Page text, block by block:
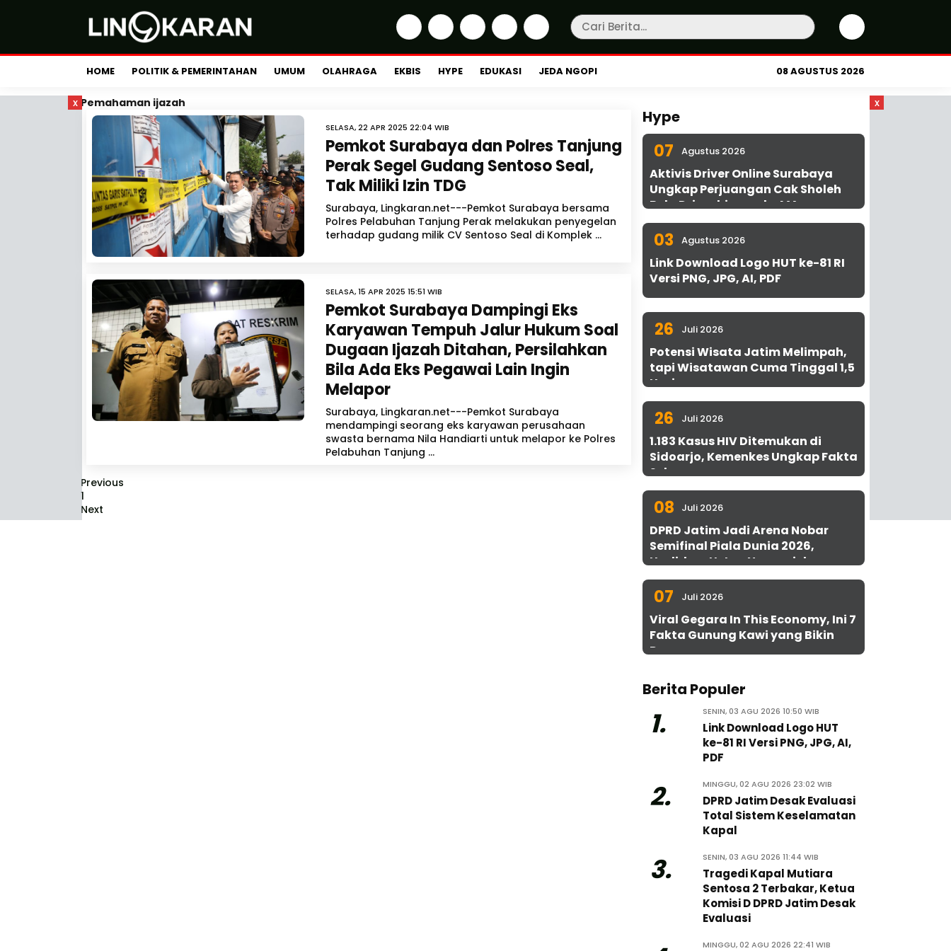
HOME POLITIK & PEMERINTAHAN UMUM OLAHRAGA EKBIS HYPE EDUKASI JEDA NGOPI 08 AGUSTUS 2026
x x
Pemahaman ijazah
SELASA, 22 APR 2025 22:04 WIB
Pemkot Surabaya dan Polres Tanjung
Perak Segel Gudang Sentoso Seal,
Tak Miliki Izin TDG
Surabaya, Lingkaran.net---Pemkot Surabaya bersama
Polres Pelabuhan Tanjung Perak melakukan penyegelan
terhadap gudang milik CV Sentoso Seal di Komplek ...
SELASA, 15 APR 2025 15:51 WIB
Pemkot Surabaya Dampingi Eks
Karyawan Tempuh Jalur Hukum Soal
Dugaan Ijazah Ditahan, Persilahkan
Bila Ada Eks Pegawai Lain Ingin
Melapor
Surabaya, Lingkaran.net---Pemkot Surabaya
mendampingi seorang eks karyawan perusahaan
swasta bernama Nila Handiarti untuk melapor ke Polres
Pelabuhan Tanjung ...
Previous
1
Next
Hype
07 Agustus 2026
Aktivis Driver Online Surabaya
Ungkap Perjuangan Cak Sholeh
Bela Driver hingga ke MA
03 Agustus 2026
Link Download Logo HUT ke-81 RI
Versi PNG, JPG, AI, PDF
26 Juli 2026
Potensi Wisata Jatim Melimpah,
tapi Wisatawan Cuma Tinggal 1,5
Hari
26 Juli 2026
1.183 Kasus HIV Ditemukan di
Sidoarjo, Kemenkes Ungkap Fakta
Sebenarnya
08 Juli 2026
DPRD Jatim Jadi Arena Nobar
Semifinal Piala Dunia 2026,
Hadirkan Uston Nawawi dan
UMKM Gratis untuk 1.000 Warga
07 Juli 2026
Viral Gegara In This Economy, Ini 7
Fakta Gunung Kawi yang Bikin
Penasaran
Berita Populer
1. SENIN, 03 AGU 2026 10:50 WIB
Link Download Logo HUT
ke-81 RI Versi PNG, JPG, AI,
PDF
2. MINGGU, 02 AGU 2026 23:02 WIB
DPRD Jatim Desak Evaluasi
Total Sistem Keselamatan
Kapal
3. SENIN, 03 AGU 2026 11:44 WIB
Tragedi Kapal Mutiara
Sentosa 2 Terbakar, Ketua
Komisi D DPRD Jatim Desak
Evaluasi
MINGGU, 02 AGU 2026 22:41 WIB